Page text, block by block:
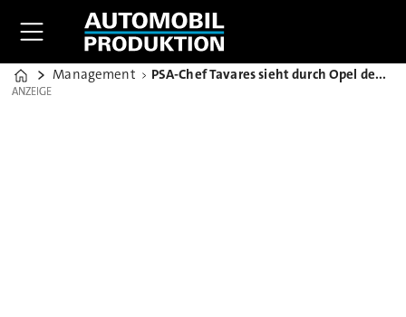
Home
Management PSA-Chef Tavares sieht durch Opel deutliches Absatzwachstum
ANZEIGE
ANZEIGE